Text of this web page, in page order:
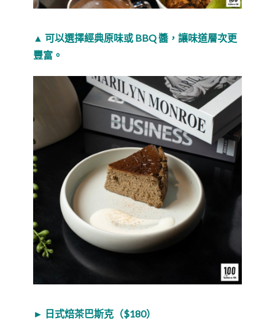
▲ 可以選擇經典原味或 BBQ 醬，讓味道層次更
豐富。
► 日式焙茶巴斯克（$180）